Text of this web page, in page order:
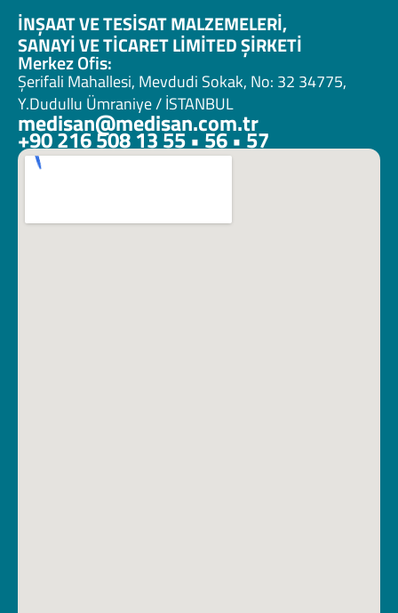
İNŞAAT VE TESİSAT MALZEMELERİ,
SANAYİ VE TİCARET LİMİTED ŞİRKETİ
Merkez Ofis:
Şerifali Mahallesi, Mevdudi Sokak, No: 32 34775,
Y.Dudullu Ümraniye / İSTANBUL
medisan@medisan.com.tr
+90 216 508 13 55 • 56 • 57